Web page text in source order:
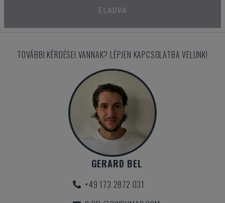
ELADVA
TOVÁBBI KÉRDÉSEI VANNAK? LÉPJEN KAPCSOLATBA VELÜNK!
GERARD BEL
+49 173 2872 031